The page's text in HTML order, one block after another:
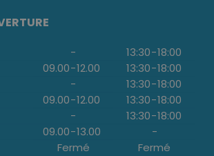
- 13:30-18:00
09.00-12.00 13:30-18:00
- 13:30-18:00
09.00-12.00 13:30-18:00
- 13:30-18:00
09.00-13.00
-
Fermé Fermé